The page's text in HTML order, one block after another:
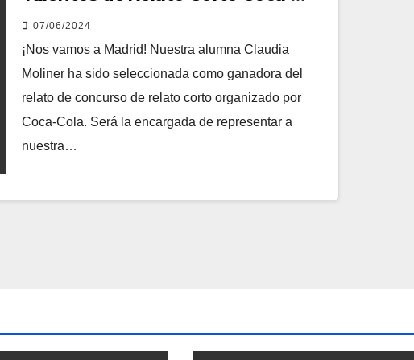
Cola
07/06/2024
¡Nos vamos a Madrid! Nuestra alumna Claudia
Moliner ha sido seleccionada como ganadora del
relato de concurso de relato corto organizado por
Coca-Cola. Será la encargada de representar a
nuestra…